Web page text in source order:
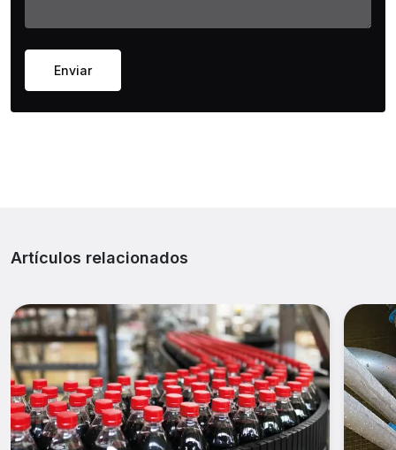
Enviar
Artículos relacionados